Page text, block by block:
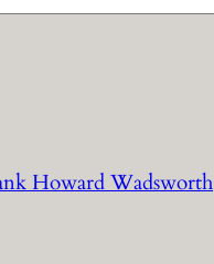
Howard Wadsworth